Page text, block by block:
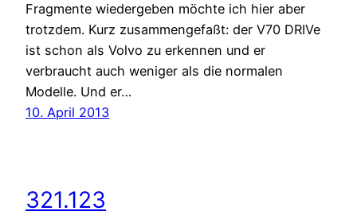
Fragmente wiedergeben möchte ich hier aber
trotzdem. Kurz zusammengefaßt: der V70 DRIVe
ist schon als Volvo zu erkennen und er
verbraucht auch weniger als die normalen
Modelle. Und er…
10. April 2013
321.123